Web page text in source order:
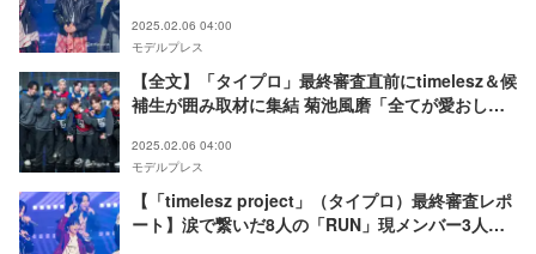
2025.02.06 04:00
モデルプレス
【全文】「タイプロ」最終審査直前にtimelesz＆候
補生が囲み取材に集結 菊池風磨「全てが愛おしい
2025.02.06 04:00
モデルプレス
【「timelesz project」（タイプロ）最終審査レポ
ート】涙で繋いだ8人の「RUN」現メンバー3人と